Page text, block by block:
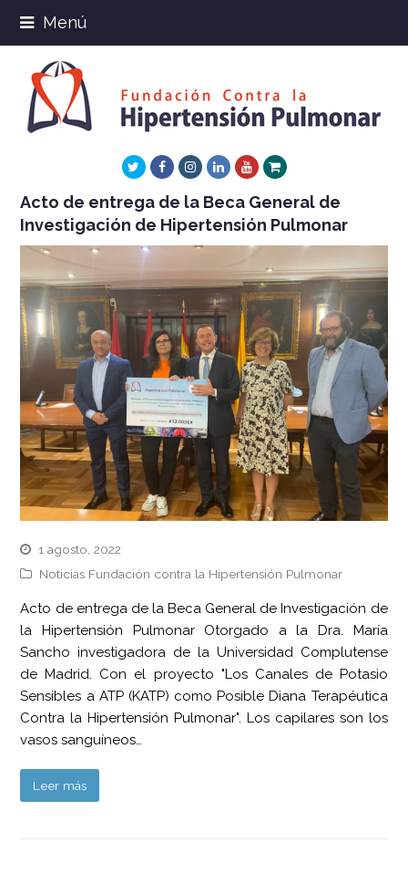
Menú
TwitterFacebookInstagram
LinkedInYoutube
Xing
Acto de entrega de la Beca General de
Investigación de Hipertensión Pulmonar
1 agosto, 2022
Noticias Fundación contra la Hipertensión Pulmonar
Acto de entrega de la Beca General de Investigación de
la Hipertensión Pulmonar Otorgado a la Dra. María
Sancho investigadora de la Universidad Complutense
de Madrid. Con el proyecto "Los Canales de Potasio
Sensibles a ATP (KATP) como Posible Diana Terapéutica
Contra la Hipertensión Pulmonar". Los capilares son los
vasos sanguíneos…
Leer más